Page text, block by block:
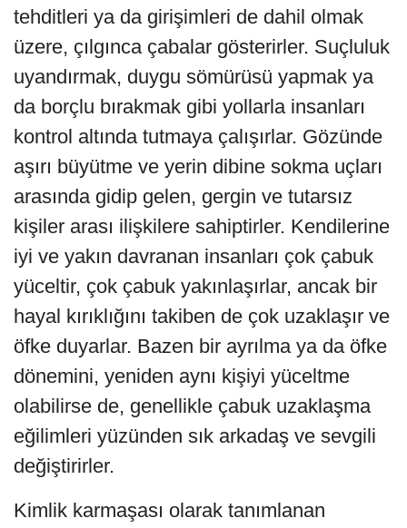
tehditleri ya da girişimleri de dahil olmak
üzere, çılgınca çabalar gösterirler. Suçluluk
uyandırmak, duygu sömürüsü yapmak ya
da borçlu bırakmak gibi yollarla insanları
kontrol altında tutmaya çalışırlar. Gözünde
aşırı büyütme ve yerin dibine sokma uçları
arasında gidip gelen, gergin ve tutarsız
kişiler arası ilişkilere sahiptirler. Kendilerine
iyi ve yakın davranan insanları çok ça­buk
yüceltir, çok çabuk yakınlaşırlar, ancak bir
hayal kırıklığını takiben de çok uzaklaşır ve
öfke duyarlar. Bazen bir ayrılma ya da öfke
dönemini, yeniden aynı kişiyi yüceltme
olabilirse de, genellikle çabuk uzaklaşma
eğilimleri yüzünden sık arkadaş ve sevgili
değiştirirler.
Kimlik karmaşası olarak tanımlanan